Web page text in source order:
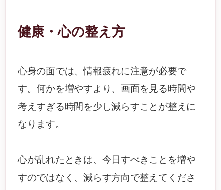
健康・心の整え方
心身の面では、情報疲れに注意が必要で
す。何かを増やすより、画面を見る時間や
考えすぎる時間を少し減らすことが整えに
なります。
心が乱れたときは、今日すべきことを増や
すのではなく、減らす方向で整えてくださ